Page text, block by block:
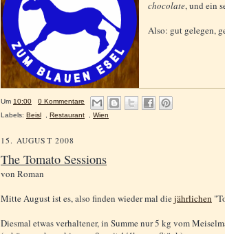
chocolate, und ein
Also: gut gelegen,
Um 10:00
0 Kommentare
Labels: Beisl Restaurant Wien
15. AUGUST 2008
The Tomato Sessions
von Roman
Mitte August ist es, also finden wieder mal diejährlichen
Diesmal etwas verhaltener, in Summe nur 5 kg vom